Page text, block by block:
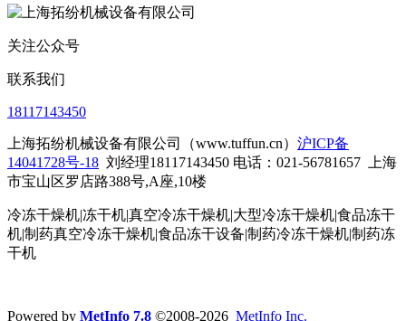
关注公众号
联系我们
18117143450
上海拓纷机械设备有限公司（www.tuffun.cn） 沪ICP备
14041728号-18 刘经理18117143450 电话：021-56781657
上海
市宝山区罗店路388号,A座,10楼
冷冻干燥机|冻干机|真空冷冻干燥机|大型冷冻干燥机|食品冻干
机|制药真空冷冻干燥机|食品冻干设备|制药冷冻干燥机|制药冻
干机
Powered by MetInfo 7.8 ©2008-2026 MetInfo Inc.